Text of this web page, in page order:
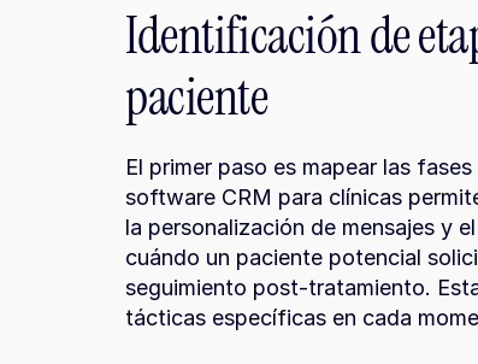
Identificación de
paciente
El primer paso es mapear las
software CRM para clínicas
la personalización de mensajes y
cuándo un paciente potencial
seguimiento post-tratamiento.
tácticas específicas en cada